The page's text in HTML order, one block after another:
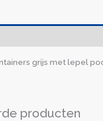
grijs met lepel
producten